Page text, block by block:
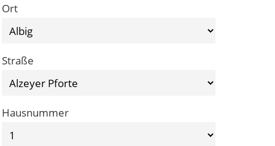
Ort
Straße
Hausnummer